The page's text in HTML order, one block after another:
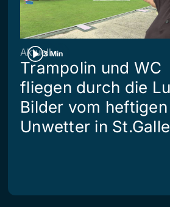
3 Min
Aktuell
Trampolin und WC
fliegen durch die
Bilder vom heftigen
Unwetter in